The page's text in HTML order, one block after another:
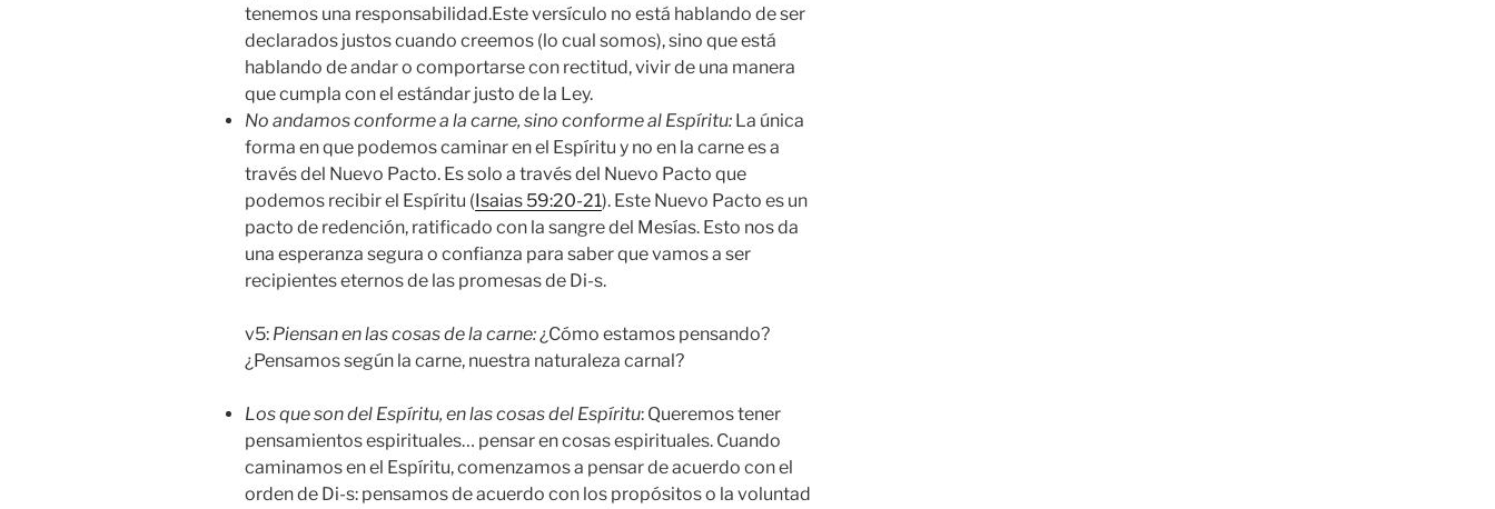
tenemos una responsabilidad.Este versículo no está hablando de ser
declarados justos cuando creemos (lo cual somos), sino que está
hablando de andar o comportarse con rectitud, vivir de una manera
que cumpla con el estándar justo de la Ley.
No andamos conforme a la carne, sino conforme al Espíritu: La única
forma en que podemos caminar en el Espíritu y no en la carne es a
través del Nuevo Pacto. Es solo a través del Nuevo Pacto que
podemos recibir el Espíritu (Isaias 59:20-21). Este Nuevo Pacto es un
pacto de redención, ratificado con la sangre del Mesías. Esto nos da
una esperanza segura o confianza para saber que vamos a ser
recipientes eternos de las promesas de Di-s.
v5: Piensan en lascosas de la carne:¿Cómo estamos pensando?
¿Pensamos según la carne, nuestra naturaleza carnal?
Los que son del Espíritu, en las cosas del Espíritu: Queremos tener
pensamientos espirituales… pensar en cosas espirituales. Cuando
caminamos en el Espíritu, comenzamos a pensar de acuerdo con el
orden de Di-s: pensamos de acuerdo con los propósitos o la voluntad